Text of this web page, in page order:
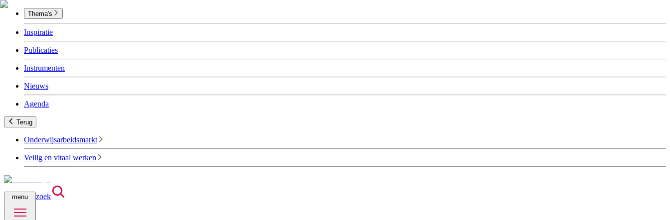
Thema's
Inspiratie
Publicaties
Instrumenten
Nieuws
Agenda
Terug
Onderwijsarbeidsmarkt
Veilig en vitaal werken
menu zoek